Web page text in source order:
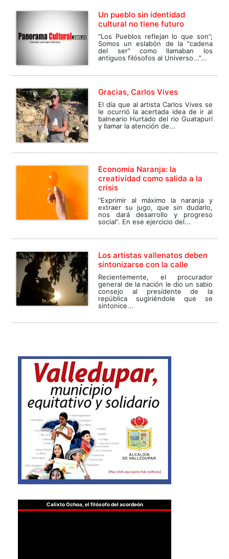
Un pueblo sin identidad
cultural no tiene futuro
“Los Pueblos reflejan lo que son”;
Somos un eslabón de la "cadena
del ser" como llamaban los
antiguos filósofos al Universo...”...
Gracias, Carlos Vives
El día que al artista Carlos Vives se
le ocurrió la acertada idea de ir al
balneario Hurtado del rio Guatapurí
y llamar la atención de...
Economía Naranja: la
creatividad como salida a la
crisis
“Exprimir al máximo la naranja y
extraer su jugo, que sin dudarlo,
nos dará desarrollo y progreso
social”. En ese ejercicio del...
Los artistas vallenatos deben
sintonizarse con la calle
Recientemente, el procurador
general de la nación le dio un sabio
consejo al presidente de la
república sugiriéndole que se
sintonice...
Calixto Ochoa, el filósofo del acordeón